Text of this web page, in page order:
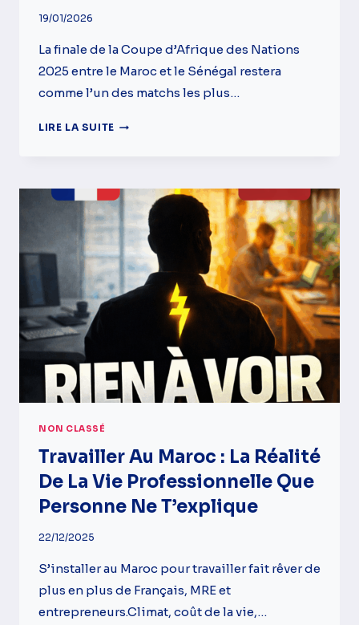
19/01/2026
La finale de la Coupe d’Afrique des Nations
2025 entre le Maroc et le Sénégal restera
comme l’un des matchs les plus…
LIRE LA SUITE FINALE
SÉNÉGAL
:
ANALYSE
D’UN
MATCH
PAS
COMME
NON CLASSÉ
Travailler Au Maroc : La Réalité
De La Vie Professionnelle Que
Personne Ne T’explique
22/12/2025
S’installer au Maroc pour travailler fait rêver de
plus en plus de Français, MRE et
entrepreneurs.Climat, coût de la vie,…